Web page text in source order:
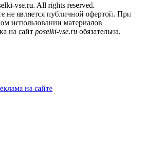
vse.ru. All rights reserved.
не является публичной офертой. При
использовании материалов
на сайт poselki-vse.ru​ обязательна.
на сайте